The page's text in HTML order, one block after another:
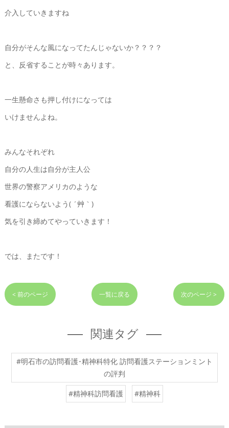
介入していきますね
自分がそんな風になってたんじゃないか？？？？
と、反省することが時々あります。
一生懸命さも押し付けになっては
いけませんよね。
みんなそれぞれ
自分の人生は自分が主人公
世界の警察アメリカのような
看護にならないよう( ´艸｀)
気を引き締めてやっていきます！
では、またです！
< 前のページ 一覧に戻る 次のページ >
関連タグ
#明石市の訪問看護･精神科特化 訪問看護ステーションミント
の評判
#精神科訪問看護 #精神科